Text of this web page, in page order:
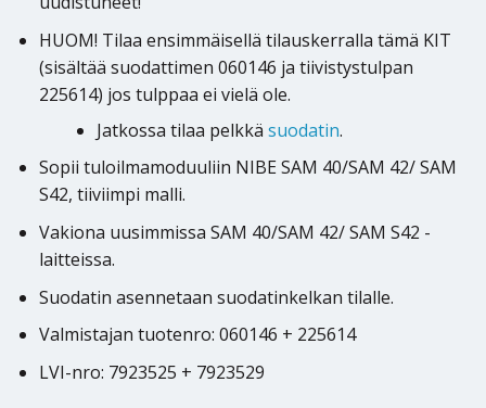
HUOM! Tilaa ensimmäisellä tilauskerralla tämä KIT
(sisältää suodattimen 060146 ja tiivistystulpan
225614) jos tulppaa ei vielä ole.
Jatkossa tilaa pelkkä suodatin.
Sopii tuloilmamoduuliin NIBE SAM 40/SAM 42/ SAM
S42, tiiviimpi malli.
Vakiona uusimmissa SAM 40/SAM 42/ SAM S42 -
laitteissa.
Suodatin asennetaan suodatinkelkan tilalle.
Valmistajan tuotenro: 060146 + 225614
LVI-nro: 7923525 + 7923529